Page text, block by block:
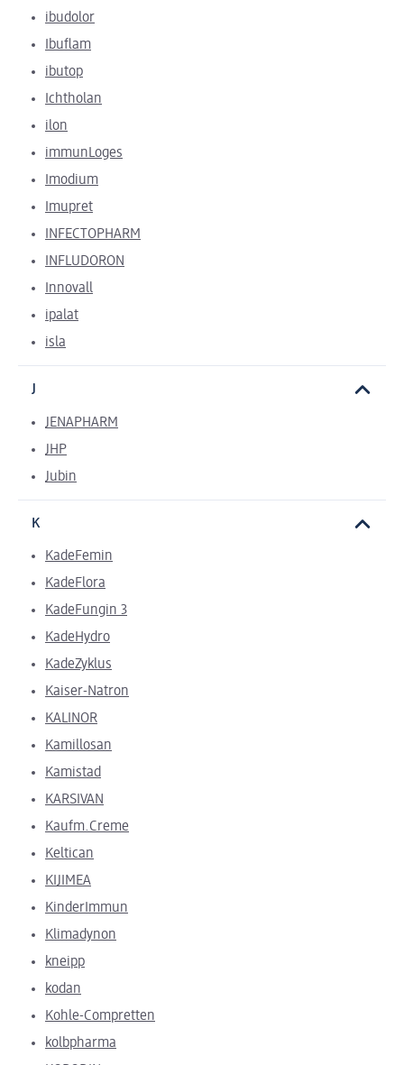
ibudolor
Ibuflam
ibutop
Ichtholan
ilon
immunLoges
Imodium
Imupret
INFECTOPHARM
INFLUDORON
Innovall
ipalat
isla
J
JENAPHARM
JHP
Jubin
K
KadeFemin
KadeFlora
KadeFungin 3
KadeHydro
KadeZyklus
Kaiser-Natron
KALINOR
Kamillosan
Kamistad
KARSIVAN
Kaufm.Creme
Keltican
KIJIMEA
KinderImmun
Klimadynon
kneipp
kodan
Kohle-Compretten
kolbpharma